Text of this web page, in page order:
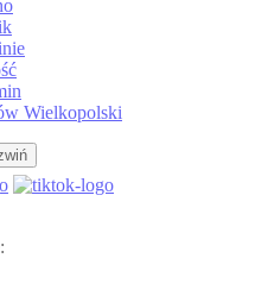
Wielkopolski